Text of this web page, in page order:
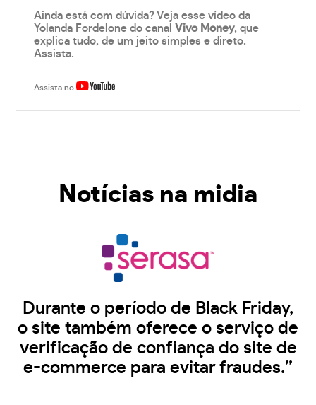
Ainda está com dúvida? Veja esse vídeo da
Yolanda Fordelone do canalVivo Money, que
explica tudo, de um jeito simples e direto.
Assista.
Assista no
Notícias na midia
Durante o período de Black Friday,
o site também oferece o serviço de
verificação de confiança do site de
e-commerce para evitar fraudes.”